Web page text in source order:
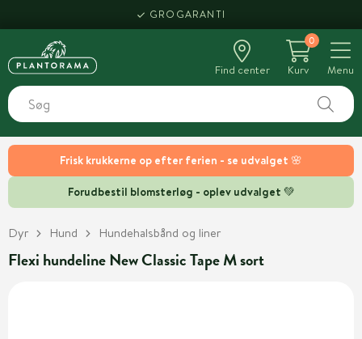
Frisk krukkerne op efter ferien - se udvalget 🌸
Forudbestil blomsterløg - oplev udvalget 💚
GROGARANTI
Find center
0
Kurv
Menu
Dyr Hund Hundehalsbånd og liner
Flexi hundeline New Classic Tape M sort